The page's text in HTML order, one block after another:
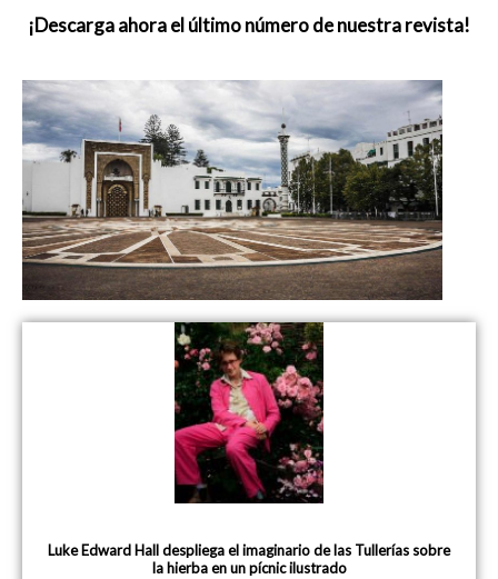
¡Descarga ahora el último número de nuestra revista!
Luke Edward Hall despliega el imaginario de las Tullerías sobre
la hierba en un pícnic ilustrado